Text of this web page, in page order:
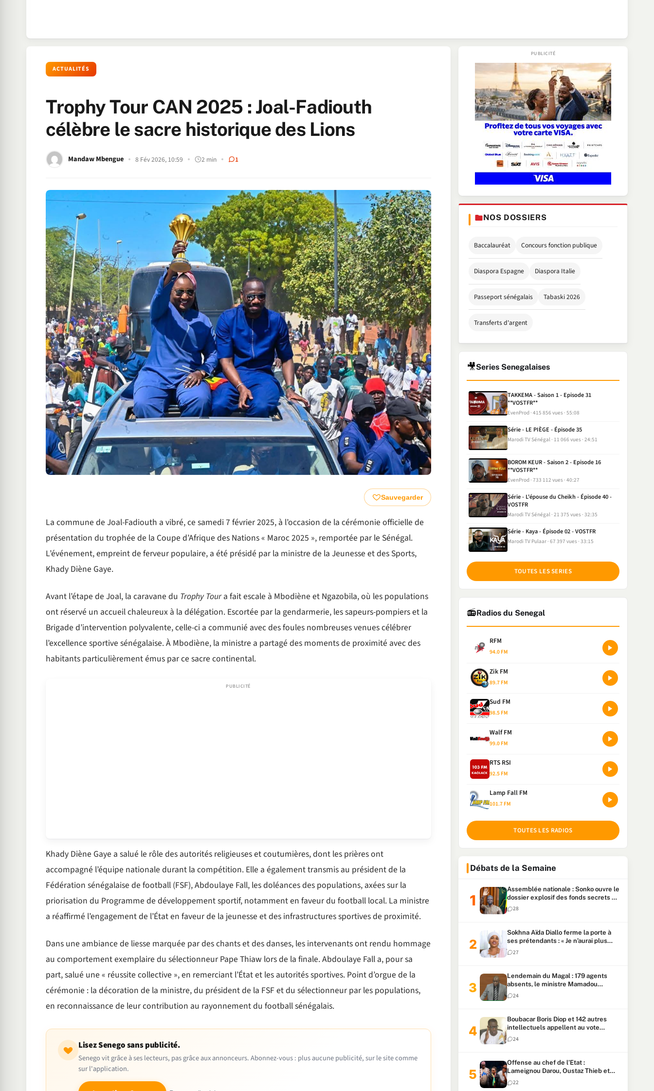
ACTUALITÉS
Trophy Tour CAN 2025 : Joal-Fadiouth
célèbre le sacre historique des Lions
Mandaw Mbengue 8 Fév 2026, 10:59 2 min 1
Sauvegarder
La commune de Joal-Fadiouth a vibré, ce samedi 7 février 2025, à l’occasion de la cérémonie officielle de
présentation du trophée de la Coupe d’Afrique des Nations « Maroc 2025 », remportée par le Sénégal.
L’événement, empreint de ferveur populaire, a été présidé par la ministre de la Jeunesse et des Sports,
Khady Diène Gaye.
Avant l’étape de Joal, la caravane du Trophy Toura fait escale à Mbodiène et Ngazobila, où les populations
ont réservé un accueil chaleureux à la délégation. Escortée par la gendarmerie, les sapeurs-pompiers et la
Brigade d’intervention polyvalente, celle-ci a communié avec des foules nombreuses venues célébrer
l’excellence sportive sénégalaise. À Mbodiène, la ministre a partagé des moments de proximité avec des
habitants particulièrement émus par ce sacre continental.
Khady Diène Gaye a salué le rôle des autorités religieuses et coutumières, dont les prières ont
accompagné l’équipe nationale durant la compétition. Elle a également transmis au président de la
Fédération sénégalaise de football (FSF), Abdoulaye Fall, les doléances des populations, axées sur la
priorisation du Programme de développement sportif, notamment en faveur du football local. La ministre
a réaffirmé l’engagement de l’État en faveur de la jeunesse et des infrastructures sportives de proximité.
Dans une ambiance de liesse marquée par des chants et des danses, les intervenants ont rendu hommage
au comportement exemplaire du sélectionneur Pape Thiaw lors de la finale. Abdoulaye Fall a, pour sa
part, salué une « réussite collective », en remerciant l’État et les autorités sportives. Point d’orgue de la
cérémonie : la décoration de la ministre, du président de la FSF et du sélectionneur par les populations,
en reconnaissance de leur contribution au rayonnement du football sénégalais.
Lisez Senego sans publicité.
Senego vit grâce à ses lecteurs, pas grâce aux annonceurs. Abonnez-vous : plus aucune publicité, sur le site comme
sur l'application.
NOS DOSSIERS
Baccalauréat Concours fonction publique
Diaspora Espagne Diaspora Italie
Passeport sénégalais Tabaski 2026
Transferts d'argent
🎥Series Senegalaises
TAKKEMA - Saison 1 - Episode 31
**VOSTFR**
EvenProd 415 856 vues 55:08
Série - LE PIÈGE - Épisode 35
Marodi TV Sénégal 11 066 vues 24:51
BOROM KEUR - Saison 2 - Episode 16
**VOSTFR**
EvenProd 733 112 vues 40:27
Série - L'épouse du Cheikh - Épisode 40 -
VOSTFR
Marodi TV Sénégal 21 375 vues 32:35
Série - Kaya - Épisode 02 - VOSTFR
Marodi TV Pulaar 67 397 vues 33:15
TOUTES LES SERIES
📻Radios du Senegal
RFM
94.0 FM
Zik FM
89.7 FM
Sud FM
98.5 FM
Walf FM
99.0 FM
RTS RSI
92.5 FM
Lamp Fall FM
101.7 FM
TOUTES LES RADIOS
Débats de la Semaine
Assemblée nationale : Sonko ouvre le
dossier explosif des fonds secrets et
du patrimoine présidentiel
28
Sokhna Aïda Diallo ferme la porte à
ses prétendants : « Je n’aurai plus
jamais un autre mari »
27
Lendemain du Magal : 179 agents
absents, le ministre Mamadou
Lamine Dianté exige des explications
24
Boubacar Boris Diop et 142 autres
intellectuels appellent au vote
urgent de la révision
constitutionnelle
24
Offense au chef de l’Etat :
Lameignou Darou, Oustaz Thieb et
Ndiaye Touba lourdement
condamnés
22